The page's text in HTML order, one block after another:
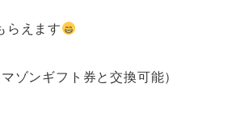
らえます
ゾンギフト券と交換可能）